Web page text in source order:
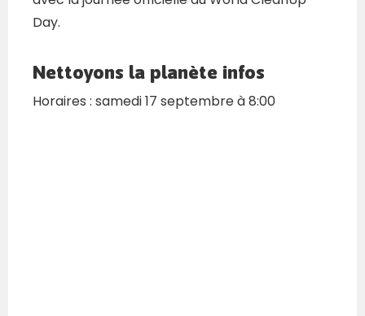
Day.
Nettoyons la planète infos
Horaires : samedi 17 septembre à 8:00